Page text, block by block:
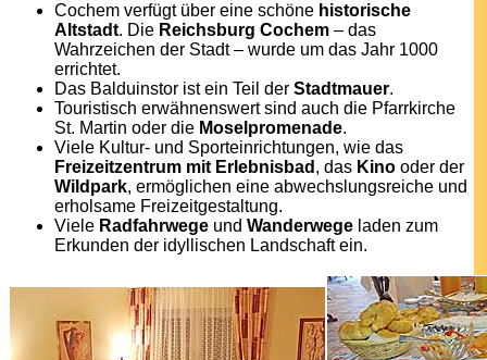
Cochem verfügt über eine schöne historische
Altstadt. Die Reichsburg Cochem – das
Wahrzeichen der Stadt – wurde um das Jahr 1000
errichtet.
Das Balduinstor ist ein Teil der Stadtmauer.
Touristisch erwähnenswert sind auch die Pfarrkirche
St. Martin oder die Moselpromenade.
Viele Kultur- und Sporteinrichtungen, wie das
Freizeitzentrum mit Erlebnisbad , das Kino oder der
Wildpark, ermöglichen eine abwechslungsreiche und
erholsame Freizeitgestaltung.
Viele Radfahrwege und Wanderwege laden zum
Erkunden der idyllischen Landschaft ein.